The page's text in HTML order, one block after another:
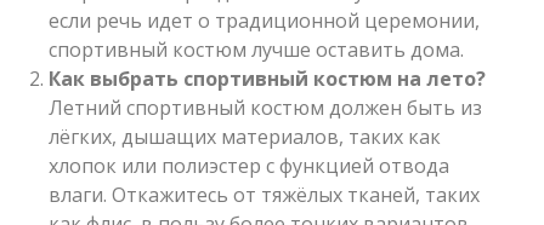
если речь идет о традиционной церемонии,
спортивный костюм лучше оставить дома.
Как выбрать спортивный костюм на лето?
Летний спортивный костюм должен быть из
лёгких, дышащих материалов, таких как
хлопок или полиэстер с функцией отвода
влаги. Откажитесь от тяжёлых тканей, таких